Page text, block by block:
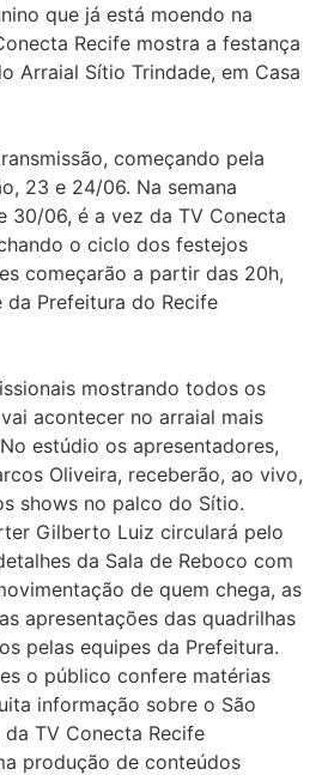
que já está moendo na
Recife mostra a festança
Arraial Sítio Trindade, em Casa
começando pela
23 e 24/06. Na semana
30/06, é a vez da TV Conecta
o ciclo dos festejos
começarão a partir das 20h,
Prefeitura do Recife
mostrando todos os
acontecer no arraial mais
estúdio os apresentadores,
Oliveira, receberão, ao vivo,
shows no palco do Sítio.
Gilberto Luiz circulará pelo
da Sala de Reboco com
de quem chega, as
apresentações das quadrilhas
pelas equipes da Prefeitura.
o público confere matérias
informação sobre o São
TV Conecta Recife
produção de conteúdos